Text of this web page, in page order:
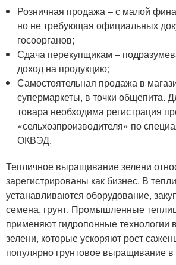
Розничная продажа – с малой
но не требующая официальных
госоорганов;
Сдача перекупщикам –
доход на продукцию;
Самостоятельная продажа в
супермаркеты, в точки общепита.
товара необходима регистрация
«сельхозпроизводителя» по
ОКВЭД.
Тепличное выращивание зелени
зарегистрированы как бизнес. В
устанавливаются оборудование,
семена, грунт. Промышленные
применяют гидропонные
зелени, которые ускоряют рост
популярно грунтовое выращивание в